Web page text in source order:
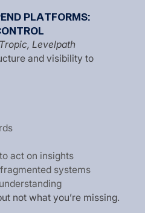
END PLATFORMS:
ONTROL
Tropic, Levelpath
cture and visibility to
rds
to act on insights
fragmented systems
understanding
ut not what you’re missing.